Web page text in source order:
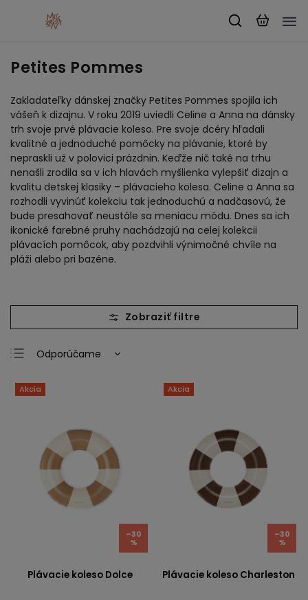
Petites Pommes
Zakladateľky dánskej značky Petites Pommes spojila ich
vášeň k dizajnu. V roku 2019 uviedli Celine a Anna na dánsky
trh svoje prvé plávacie koleso. Pre svoje dcéry hľadali
kvalitné a jednoduché pomôcky na plávanie, ktoré by
nepraskli už v polovici prázdnin. Keďže nič také na trhu
nenašli zrodila sa v ich hlavách myšlienka vylepšiť dizajn a
kvalitu detskej klasiky – plávacieho kolesa. Celine a Anna sa
rozhodli vyvinúť kolekciu tak jednoduchú a nadčasovú, že
bude presahovať neustále sa meniacu módu. Dnes sa ich
ikonické farebné pruhy nachádzajú na celej kolekcii
plávacích pomôcok, aby pozdvihli výnimočné chvíle na
pláži alebo pri bazéne.
Odporúčame
Najdrahšie
Abecedne
Akcia
–30
%
Plávacie koleso Dolce
Akcia
–30
%
Plávacie koleso Charleston